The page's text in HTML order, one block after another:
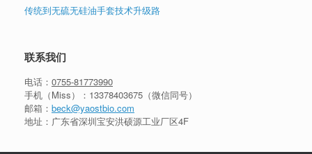
传统到无硫无硅油手套技术升级路
联系我们
电话： 0755-81773990
手机（Miss）： 13378403675 （微信同号）
邮箱： beck@yaostbio.com
地址：广东省深圳宝安洪硕源工业厂区4F